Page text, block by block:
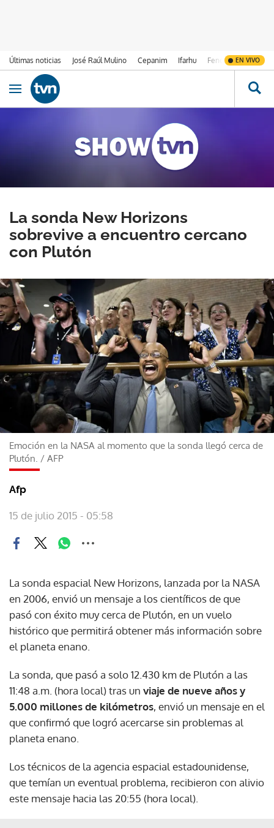
Últimas noticias José Raúl Mulino Cepanim Ifarhu Fenómeno de El
EN VIVO
Ir al contenido
Obrir navegació
La sonda New Horizons
sobrevive a encuentro cercano
con Plutón
Emoción en la NASA al momento que la sonda llegó cerca de
Plutón. / AFP
Afp
15 de julio 2015 - 05:58
La sonda espacial New Horizons, lanzada por la NASA
en 2006, envió un mensaje a los científicos de que
pasó con éxito muy cerca de Plutón, en un vuelo
histórico que permitirá obtener más información sobre
el planeta enano.
La sonda, que pasó a solo 12.430 km de Plutón a las
11:48 a.m. (hora local) tras un viaje de nueve años y
5.000 millones de kilómetros, envió un mensaje en el
que confirmó que logró acercarse sin problemas al
planeta enano.
Los técnicos de la agencia espacial estadounidense,
que temían un eventual problema, recibieron con alivio
este mensaje hacia las 20:55 (hora local).